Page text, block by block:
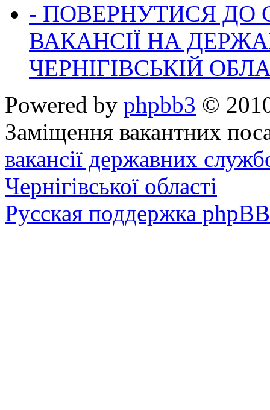
- ПОВЕРНУТИСЯ ДО
ВАКАНСІЇ НА
ЧЕРНІГІВСЬКІЙ
Powered by phpbb3 ©
Заміщення вакантних
вакансії державних
Чернігівської області
Русская поддержка phpBB